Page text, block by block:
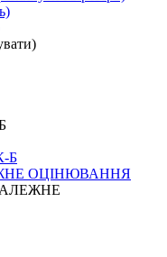
Б
ОЦІНЮВАННЯ